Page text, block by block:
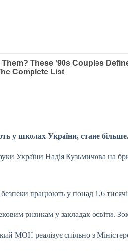
у школах України, стане
України Надія Кузьмичова на
працюють у понад 1,6
ризикам у закладах освіти.
МОН реалізує спільно з